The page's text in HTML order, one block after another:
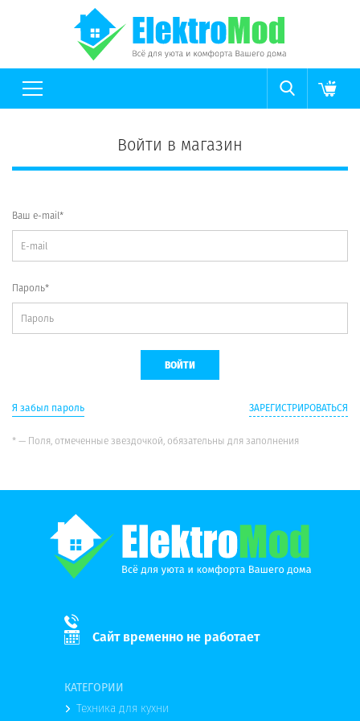
Войти в магазин
Ваш e-mail*
Пароль*
Я забыл пароль ЗАРЕГИСТРИРОВАТЬСЯ
* — Поля, отмеченные звездочкой, обязательны для заполнения
Сайт временно не работает
КАТЕГОРИИ
Техника для кухни